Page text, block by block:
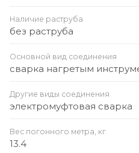
Наличие раструба
без раструба
Основной вид соединения
сварка нагретым
Другие виды соединения
электромуфтовая сварка
Вес погонного метра, кг
13.4